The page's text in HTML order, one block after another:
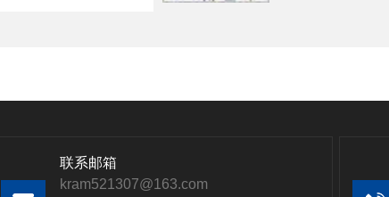
联系邮箱
kram521307@163.com